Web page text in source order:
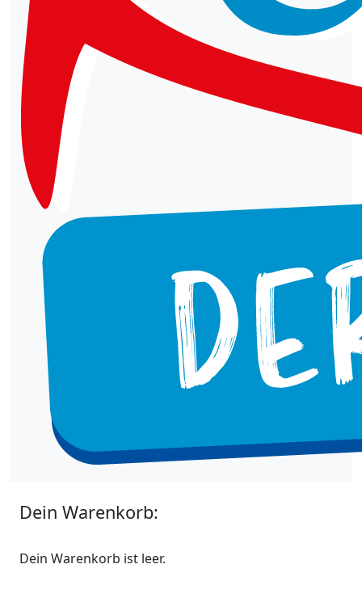
Dein Warenkorb:
Dein Warenkorb ist leer.